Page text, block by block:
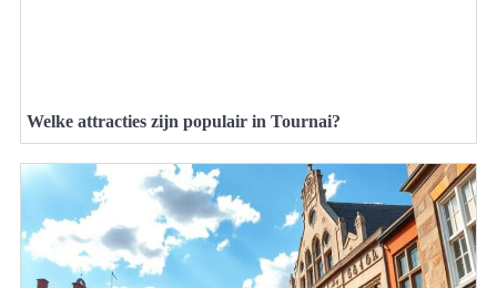
Welke attracties zijn populair in Tournai?